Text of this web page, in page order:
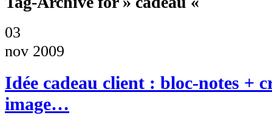
03
nov 2009
Idée cadeau client : bloc-notes +
image…